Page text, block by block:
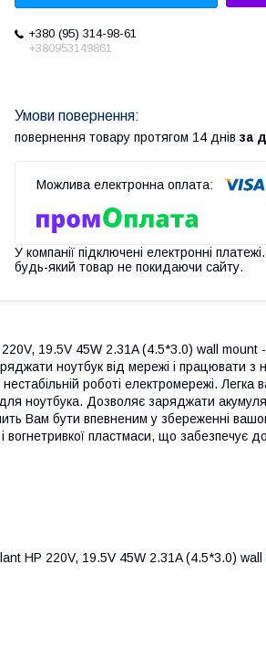
+380 (95) 314-98-61
+380953149861
повернення товару протягом 14 днів за
У компанії підключені електронні
будь-який товар не покидаючи сайту.
19.5V 45W 2.31A (4.5*3.0) wall mount -
ноутбук від мережі і працювати з
роботі електромережі. Легка
ноутбука. Дозволяє заряджати
Вам бути впевненим у збереженні
вогнетривкої пластмаси, що забезпечує
HP 220V, 19.5V 45W 2.31A (4.5*3.0) wall